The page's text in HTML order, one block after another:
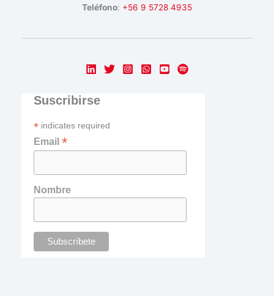
Teléfono: +56 9 5728 4935
Suscribirse
* indicates required
Email *
Nombre